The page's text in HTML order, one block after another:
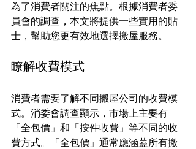
為了消費者關注的焦點。根據消費者委
員會的調查，本文將提供一些實用的貼
士，幫助您更有效地選擇搬屋服務。
瞭解收費模式
消費者需要了解不同搬屋公司的收費模
式。消委會調查顯示，市場上主要有
「全包價」和「按件收費」等不同的收
費方式。「全包價」通常應涵蓋所有搬